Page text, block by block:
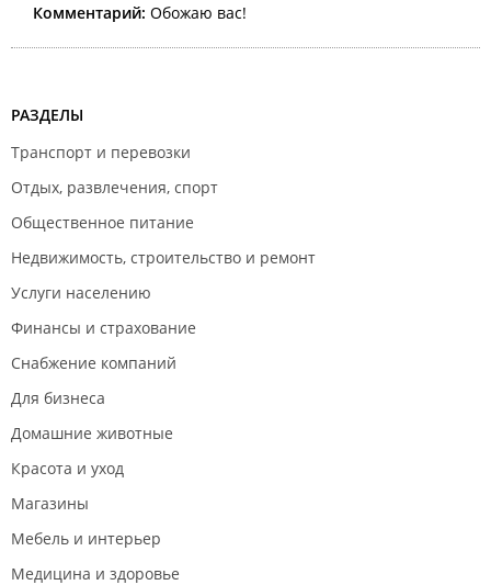
Комментарий: Обожаю вас!
РАЗДЕЛЫ
Транспорт и перевозки
Отдых, развлечения, спорт
Общественное питание
Недвижимость, строительство и ремонт
Услуги населению
Финансы и страхование
Снабжение компаний
Для бизнеса
Домашние животные
Красота и уход
Магазины
Мебель и интерьер
Медицина и здоровье